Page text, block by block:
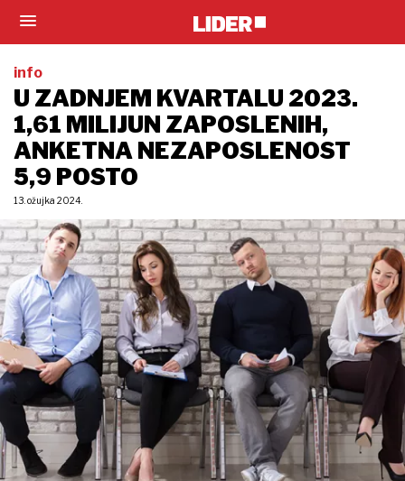
info
U ZADNJEM KVARTALU 2023.
1,61 MILIJUN ZAPOSLENIH,
ANKETNA NEZAPOSLENOST
5,9 POSTO
13. ožujka 2024.